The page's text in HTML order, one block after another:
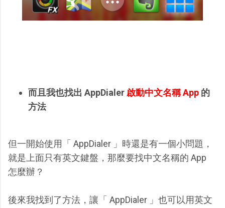
而且我也找出 AppDialer 啟動中文名稱 App 的
方法
但一開始使用「 AppDialer 」時還是有一個小問題，
就是上面只有英文鍵盤，那麼要找中文名稱的 App
怎麼辦？
後來我找到了方法，讓「 AppDialer 」也可以用英文